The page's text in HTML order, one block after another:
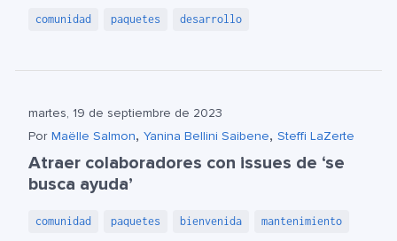
comunidad paquetes desarrollo
martes, 19 de septiembre de 2023
Por Maëlle Salmon, Yanina Bellini Saibene, Steffi LaZerte
Atraer colaboradores con issues de ‘se
busca ayuda’
comunidad paquetes bienvenida mantenimiento